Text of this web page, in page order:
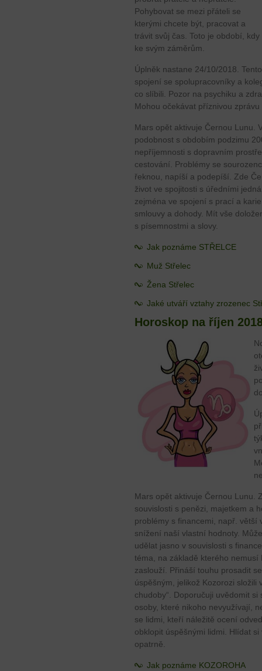
Pohybovat se mezi přáteli se
kterými chcete být, pracovat a
trávit svůj čas. Toto je období,
ke svým záměrům.
Úplněk nastane 24/10/2018.
spojení se spolupracovníky a
co slíbili. Pozor na psychiku a
Mohou očekávat příznivou
Mars opět aktivuje Černou Lunu.
podobnost s obdobím podzimu
nepříjemnosti s dopravním
cestování. Problémy se
řeknou, napíší a podepíší. Zde
život ve spojitosti s úředními
zejména ve spojení s prací a
smlouvy a dohody. Mít vše
s písemnostmi a slovy.
Jak poznáme STŘELCE
Muž Střelec
Žena Střelec
Jaké utváří vztahy zrozenec
Horoskop na říjen
Mars opět aktivuje Černou Lunu.
souvislosti s penězi, majetkem a
problémy s financemi, např. větší
snížení naší vlastní hodnoty.
udělat jasno v souvislosti s
téma, na základě kterého
zaslouží. Přináší touhu prosadit
úspěšným, jelikož Kozorozi složili
chudoby“. Doporučuji uvědomit
osoby, které nikoho nevyužívají,
se lidmi, kteří náležitě ocení
obklopit úspěšnými lidmi. Hlídat
opatrně.
Jak poznáme KOZOROHA